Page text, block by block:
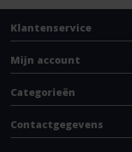
Klantenservice
Mijn account
Categorieën
Contactgegevens